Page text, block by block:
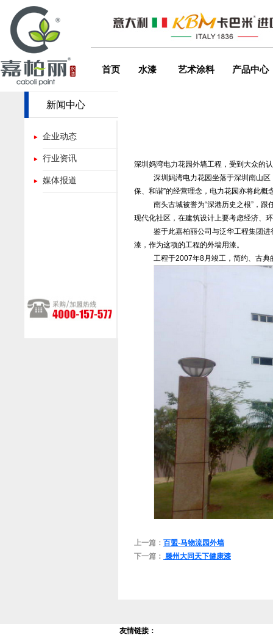
首页 水漆 艺术涂料 产品中心
新闻中心
企业动态
行业资讯
媒体报道
深圳妈湾电力花园外墙工程，受到大众的
深圳妈湾电力花园坐落于深圳南山
保、和谐”的经营理念，电力花园亦将此概
南头古城被誉为“深港历史之根”，
现代化社区，在建筑设计上要考虑经济、
鉴于此嘉柏丽公司与泛华工程集团
漆，作为这项的工程的外墙用漆。
工程于2007年8月竣工，简约、古
上一篇： 百盟-马物流园外墙
下一篇： 滕州大同天下健康漆
友情链接：